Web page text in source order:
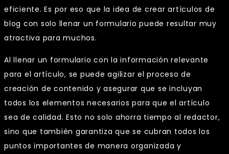
eficiente. Es por eso que la idea de crear artículos de
blog con solo llenar un formulario puede resultar muy
atractiva para muchos.
Al llenar un formulario con la información relevante
para el artículo, se puede agilizar el proceso de
creación de contenido y asegurar que se incluyan
todos los elementos necesarios para que el artículo
sea de calidad. Esto no solo ahorra tiempo al redactor,
sino que también garantiza que se cubran todos los
puntos importantes de manera organizada y